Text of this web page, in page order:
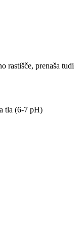
rastišče, prenaša tudi
tla (6-7 pH)